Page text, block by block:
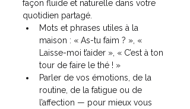
façon fluide et naturelle dans votre
quotidien partagé.
Mots et phrases utiles à la
maison : « As-tu faim ? », «
Laisse-moi t’aider », « C’est à ton
tour de faire le thé ! »
Parler de vos émotions, de la
routine, de la fatigue ou de
l’affection — pour mieux vous